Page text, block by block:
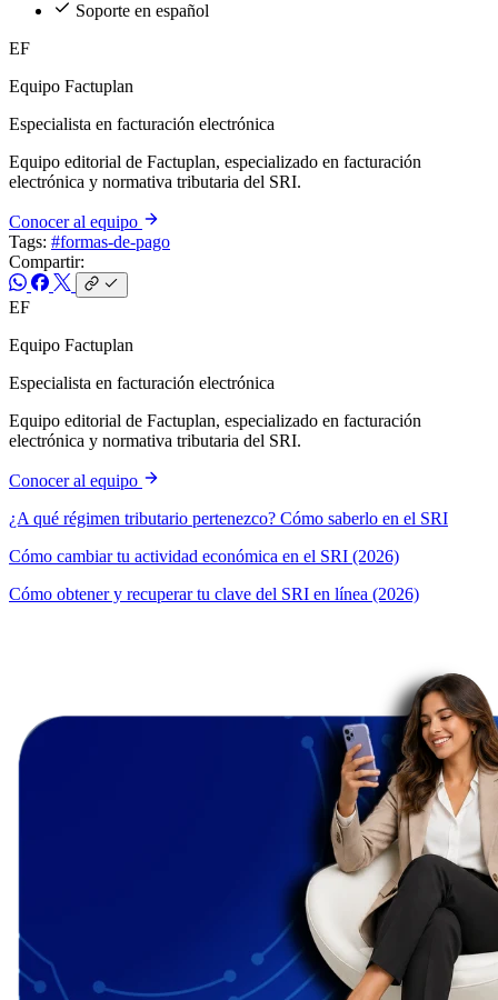
Soporte en español
EF
Equipo Factuplan
Especialista en facturación electrónica
Equipo editorial de Factuplan, especializado en facturación
electrónica y normativa tributaria del SRI.
Conocer al equipo
Tags: #formas-de-pago
Compartir:
EF
Equipo Factuplan
Especialista en facturación electrónica
Equipo editorial de Factuplan, especializado en facturación
electrónica y normativa tributaria del SRI.
Conocer al equipo
¿A qué régimen tributario pertenezco? Cómo saberlo en el SRI
Cómo cambiar tu actividad económica en el SRI (2026)
Cómo obtener y recuperar tu clave del SRI en línea (2026)